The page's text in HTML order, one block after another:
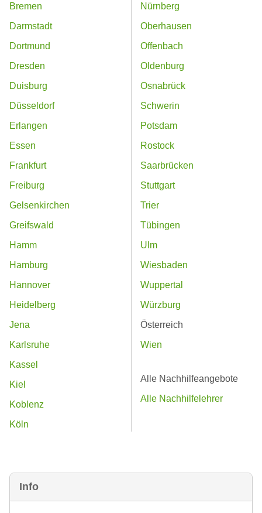
Info
Bremen
Darmstadt
Dortmund
Dresden
Duisburg
Düsseldorf
Erlangen
Essen
Frankfurt
Freiburg
Gelsenkirchen
Greifswald
Hamm
Hamburg
Hannover
Heidelberg
Jena
Karlsruhe
Kassel
Kiel
Koblenz
Köln
Nürnberg
Oberhausen
Offenbach
Oldenburg
Osnabrück
Schwerin
Potsdam
Rostock
Saarbrücken
Stuttgart
Trier
Tübingen
Ulm
Wiesbaden
Wuppertal
Würzburg
Österreich
Wien
Alle Nachhilfeangebote
Alle Nachhilfelehrer